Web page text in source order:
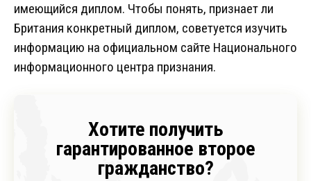
имеющийся диплом. Чтобы понять, признает ли
Британия конкретный диплом, советуется изучить
информацию на официальном сайте Национального
информационного центра признания.
Хотите получить
гарантированное второе
гражданство?